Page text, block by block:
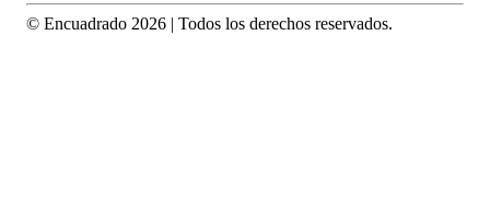
© Encuadrado 2026 | Todos los derechos reservados.